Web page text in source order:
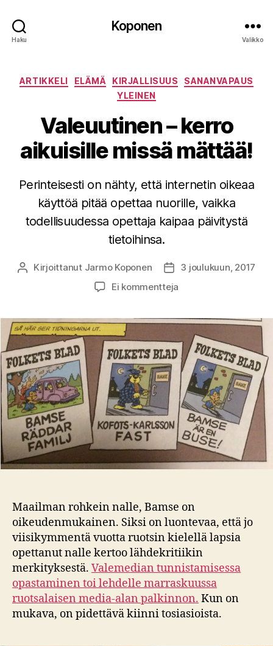
Haku
Koponen
Valikko
Kategoriat
ARTIKKELI ELÄMÄ KIRJALLISUUS
SANANVAPAUS
YLEINEN
Valeuutinen – kerro
aikuisille missä mättää!
Perinteisesti on nähty, että internetin oikeaa
käyttöä pitää opettaa nuorille, vaikka
todellisuudessa opettaja kaipaa päivitystä
tietoihinsa.
Kirjoittaja
Kirjoittanut Jarmo Koponen Julkaisupäivämäärä
3 joulukuun, 2017
Ei kommentteja
kerro
aikuisille
missä
mättää!
Maailman rohkein nalle, Bamse on
oikeudenmukainen. Siksi on luontevaa, että jo
viisikymmentä vuotta ruotsin kielellä lapsia
opettanut nalle kertoo lähdekritiikin
merkityksestä. Valemedian tunnistamisessa
opastaminen toi lehdelle marraskuussa
ruotsalaisen media-alan palkinnon. Kun on
mukava, on pidettävä kiinni tosiasioista.